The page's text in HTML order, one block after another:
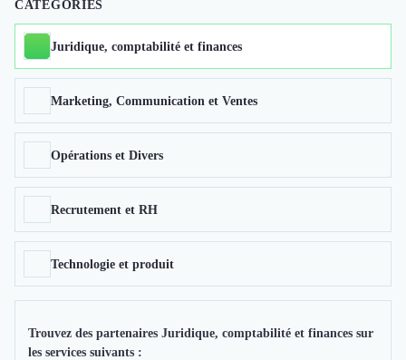
Publicité
Communication
Influence Marketing
Veille commerciale
Photographie
Salons
Études Marketing
Présentations PowerPoint
SMS Marketing
Email Marketing
Data Marketing
Logiciel Marketing
Logiciel Commercial
Assurance
Expertise Comptable
Subventions & Aides
CATÉGORIES
Juridique, comptabilité et finances
Marketing, Communication et Ventes
Opérations et Divers
Recrutement et RH
Technologie et produit
Trouvez des partenaires Juridique, comptabilité et finances sur
les services suivants :